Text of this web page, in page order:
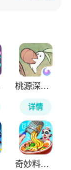
桃源深处有人家
详情
奇妙料理餐厅